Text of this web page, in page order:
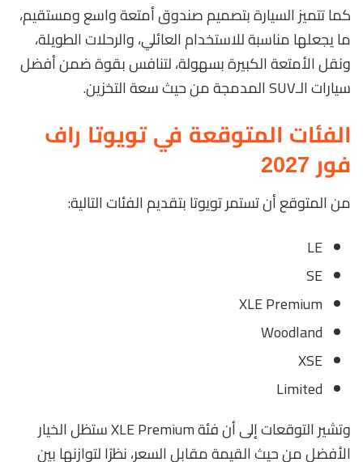
كما تتميز السيارة بتصميم صندوق أمتعة واسع ومستقيم،
ما يجعلها مناسبة للاستخدام العائلي، والرحلات الطويلة،
ونقل الأمتعة الكبيرة بسهولة، لتنافس بقوة ضمن أفضل
سيارات الـSUV المدمجة من حيث سعة التخزين.
الفئات المتوقعة في تويوتا راف
فور 2027
من المتوقع أن تستمر تويوتا بتقديم الفئات التالية:
LE
SE
XLE Premium
Woodland
XSE
Limited
وتشير التوقعات إلى أن فئة XLE Premium ستظل الخيار
الأفضل من حيث القيمة مقابل السعر، نظرًا لتوازنها بين